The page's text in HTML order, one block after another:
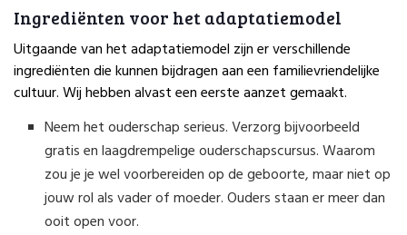
Ingrediënten voor het adaptatiemodel
Uitgaande van het adaptatiemodel zijn er verschillende
ingrediënten die kunnen bijdragen aan een familievriendelijke
cultuur. Wij hebben alvast een eerste aanzet gemaakt.
Neem het ouderschap serieus. Verzorg bijvoorbeeld
gratis en laagdrempelige ouderschapscursus. Waarom
zou je je wel voorbereiden op de geboorte, maar niet op
jouw rol als vader of moeder. Ouders staan er meer dan
ooit open voor.